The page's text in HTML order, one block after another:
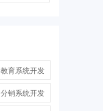
教育系统开发
分销系统开发